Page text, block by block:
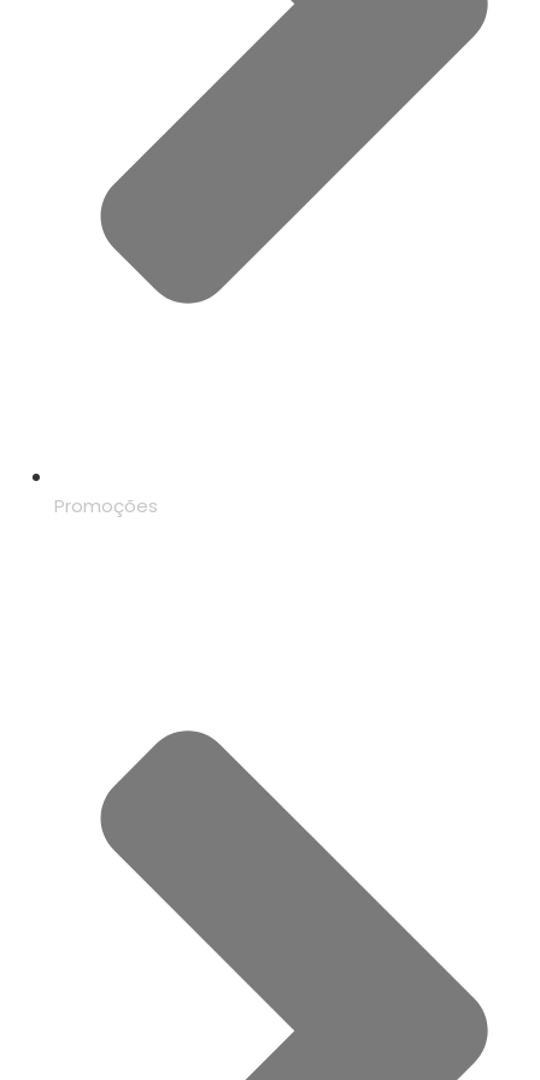
Promoções